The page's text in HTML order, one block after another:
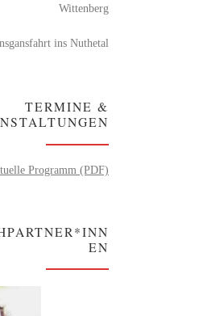
Wittenberg
ins Nuthetal
TERMINE &
Programm (PDF)
EN